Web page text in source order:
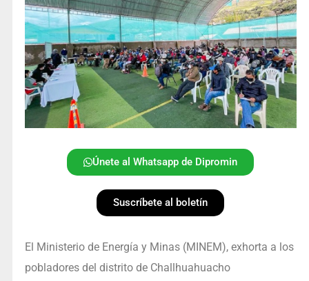
Únete al Whatsapp de Dipromin
Suscríbete al boletín
El Ministerio de Energía y Minas (MINEM), exhorta a los
pobladores del distrito de Challhuahuacho